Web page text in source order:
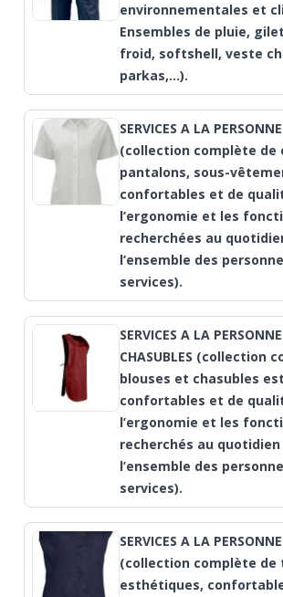
environnementales et
Ensembles de pluie,
froid, softshell, veste
parkas,…).
SERVICES A LA
(collection complète de
pantalons, sous-
confortables et de
l’ergonomie et les
recherchées au
l’ensemble des
services).
SERVICES A LA
CHASUBLES (collection
blouses et chasubles
confortables et de
l’ergonomie et les
recherchés au
l’ensemble des
services).
SERVICES A LA
(collection complète de
esthétiques,